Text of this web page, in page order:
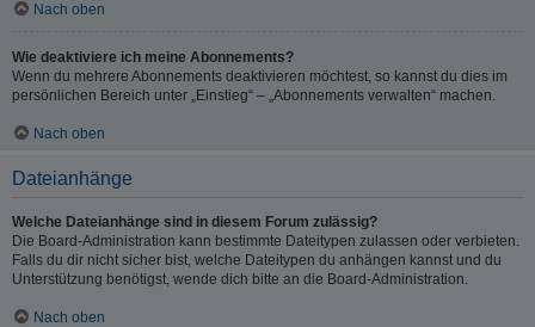
Nach oben
Wie deaktiviere ich meine Abonnements?
Wenn du mehrere Abonnements deaktivieren möchtest, so kannst du dies im
persönlichen Bereich unter „Einstieg“ – „Abonnements verwalten“ machen.
Nach oben
Dateianhänge
Welche Dateianhänge sind in diesem Forum zulässig?
Die Board-Administration kann bestimmte Dateitypen zulassen oder verbieten.
Falls du dir nicht sicher bist, welche Dateitypen du anhängen kannst und du
Unterstützung benötigst, wende dich bitte an die Board-Administration.
Nach oben